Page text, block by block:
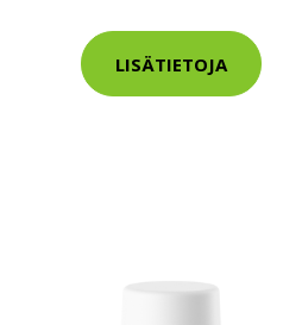
LISÄTIETOJA